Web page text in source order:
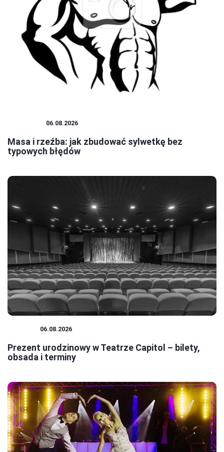
06.08.2026
Masa i rzeźba: jak zbudować sylwetkę bez
typowych błędów
06.08.2026
Prezent urodzinowy w Teatrze Capitol – bilety,
obsada i terminy